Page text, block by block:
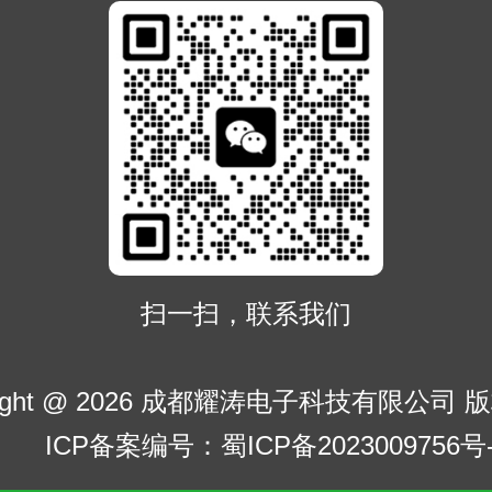
扫一扫，联系我们
@ 2026 成都耀涛电子科技有限公司
ICP备案编号：蜀ICP备2023009756号